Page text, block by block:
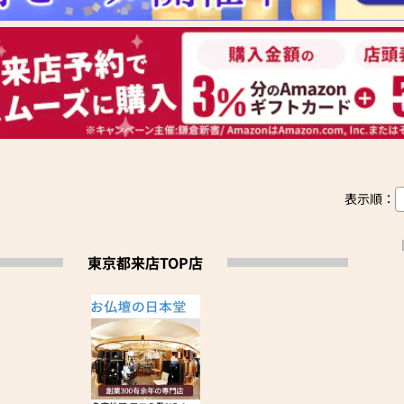
表示順：
東京都来店TOP店